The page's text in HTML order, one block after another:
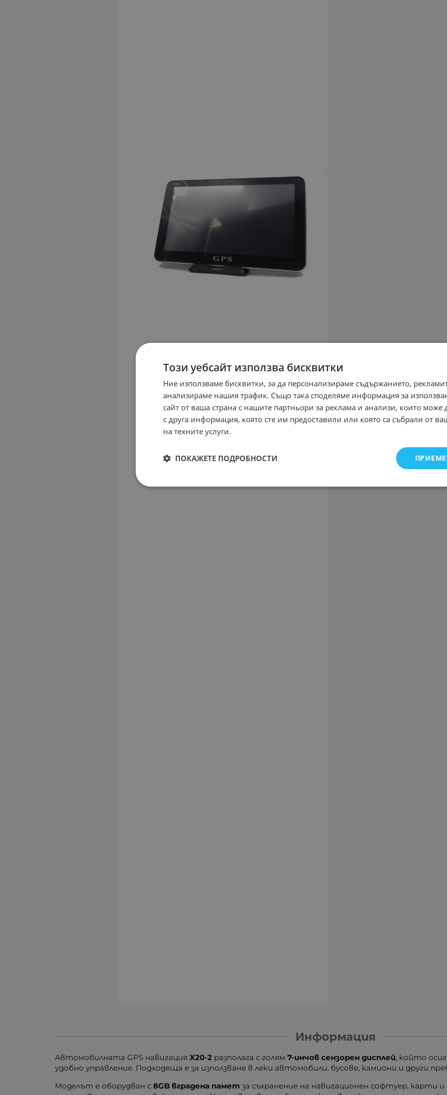
Информация
Автомобилната GPS навигацияX20-2 разполага с голям7-инчов сензорен дисплей, който
удобно управление. Подходяща е за използване в леки автомобили, бусове, камиони и други
Моделът е оборудван с8GB вградена памет за съхранение на навигационен софтуер, карти
Този уебсайт използва бисквитки
Ние използваме бисквитки, за да персонализираме съдържанието,
анализираме нашия трафик. Също така споделяме информация за
сайт от ваша страна с нашите партньори за реклама и анализи, които може
с друга информация, която сте им предоставили или която са събрали от
на техните услуги.
ПОКАЖЕТЕ ПОДРОБНОСТИ